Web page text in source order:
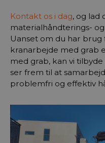
Kontakt os i dag, og lad
materialhåndterings-
Uanset om du har brug
kranarbejde med grab
med grab, kan vi
ser frem til at
problemfri og effektiv